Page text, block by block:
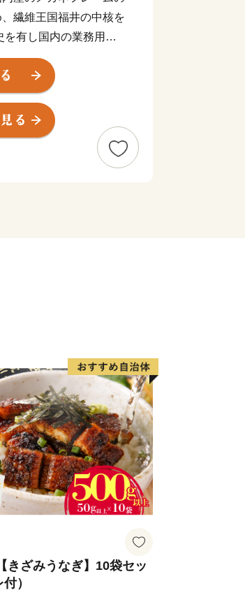
繊維王国福井の中核を
有し国内の業務用漆
年はIT産業など、産業
技術を生かし、医療や
。王山古墳をはじめ、
左衛門が幼少期を過ご
ます。また、豊かな自
）について〉
責任をもって管理し、
譲渡したり、提供した
らいただいた個人情報
さと納税の使い道に関
納税関連イベント情報
報提供のために使用さ
の配信やパンフレット
郵送停止等のご希望が
sabae@soe.or.jp)まで
きざみうなぎ】10袋セッ
）